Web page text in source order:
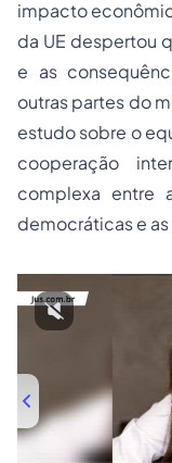
impacto
da UE despertou
e as
outras partes do
estudo sobre o
cooperação
complexa entre
democráticas e